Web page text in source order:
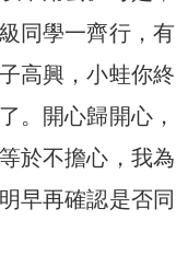
同學一齊行，有
高興，小蛙你終
。開心歸開心，
於不擔心，我為
早再確認是否同